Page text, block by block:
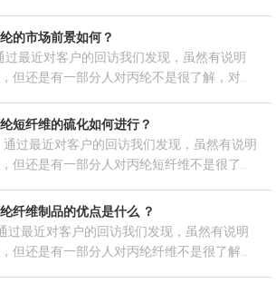
的理想材料。 其次，丙纶纤维具有优异
耐酸碱性、…
的市场前景如何？
过最近对客户的回访我们发现，虽然有说明
但还是有一部分人对丙纶不是很了解，对于
的全部性能，今天小编就丙纶的市场前景再
和大家探讨探讨，希望能给大家带了帮助。
丙纶生产技术的进步，世…
短纤维的硫化如何进行？
过最近对客户的回访我们发现，虽然有说明
但还是有一部分人对丙纶短纤维不是很了
发挥丙纶短纤维的全部性能，今天小编就丙
短纤维的硫化再来和大家探讨探讨，希望能给
带了帮助。 丙纶短纤维进…
纤维制品的优点是什么 ？
过最近对客户的回访我们发现，虽然有说明
但还是有一部分人对丙纶纤维不是很了解，